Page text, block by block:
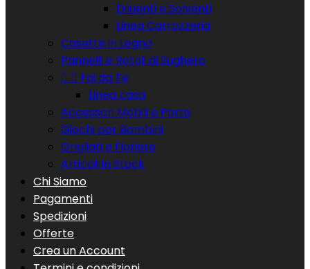
Diluenti e Solventi
Linea Carrozzeria
Casette in Legno
Pannelli e Rotoli di Sughero
  Fai da Te
Linea casa
Accessori Mobili e Porte
Giochi per Bambini
Grigliati e Fioriere
Articoli in Stock
Chi Siamo
Pagamenti
Spedizioni
Offerte
Crea un Account